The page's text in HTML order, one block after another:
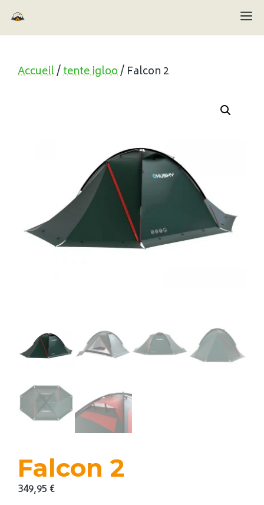
au
contenu
Accueil/tente igloo/ Falcon 2
Falcon 2
349,95 €